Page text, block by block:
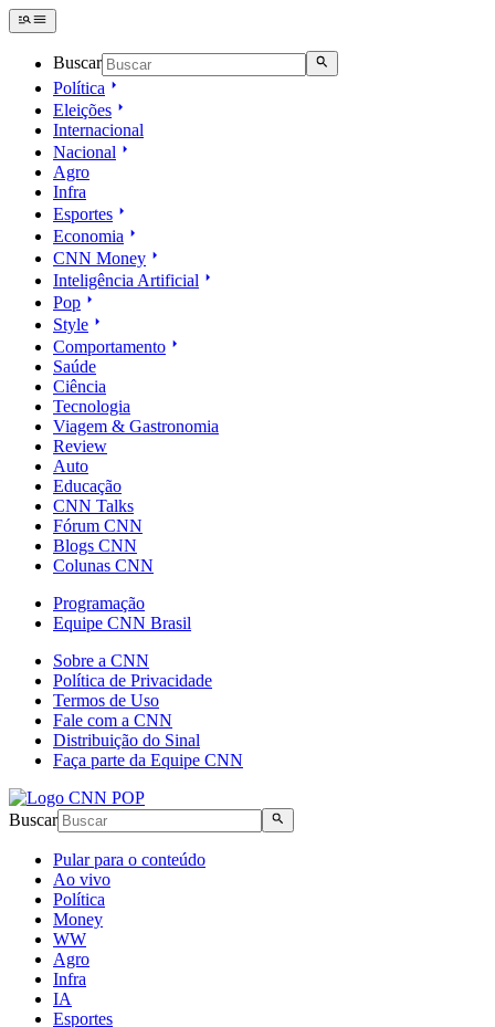
Buscar
Política
Eleições
Internacional
Nacional
Agro
Infra
Esportes
Economia
CNN Money
Inteligência Artificial
Pop
Style
Comportamento
Saúde
Ciência
Tecnologia
Viagem & Gastronomia
Review
Auto
Educação
CNN Talks
Fórum CNN
Blogs CNN
Colunas CNN
Programação
Equipe CNN Brasil
Sobre a CNN
Política de Privacidade
Termos de Uso
Fale com a CNN
Distribuição do Sinal
Faça parte da Equipe CNN
Buscar
Pular para o conteúdo
Ao vivo
Política
Money
WW
Agro
Infra
IA
Esportes